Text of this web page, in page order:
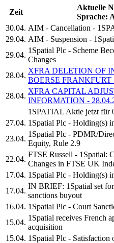
Zeit
Aktuelle
Sprache:
30.04. AIM - Cancellation -
29.04. AIM - Suspension -
29.04.
1Spatial Plc - Scheme
Changes
28.04.
XFRA DELETION OF
BOERSE FRANKFURT
28.04.
XFRA CAPITAL
INFORMATION -
1SPATIAL Aktie jetzt für
27.04. 1Spatial Plc - Holding(s)
23.04.
1Spatial Plc - PDMR/
Equity, Rule 2.9
22.04.
FTSE Russell - 1Spatial:
Changes in FTSE UK
17.04. 1Spatial Plc - Holding(s)
17.04.
IN BRIEF: 1Spatial set
sanctions buyout
16.04. 1Spatial Plc - Court
15.04.
1Spatial receives French
acquisition
15.04. 1Spatial Plc - Satisfaction